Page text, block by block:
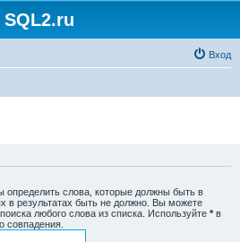
SQL2.ru
Вход
определить слова, которые должны быть в
в результатах быть не должно. Вы можете
любого слова из списка. Используйте * в
совпадения.